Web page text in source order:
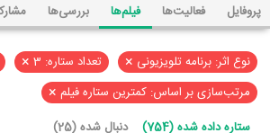
پروفایل فعالیت‌ها فیلم‌ها بررسی‌ها
نوع اثر: برنامه تلویزیونی × تعداد ستاره: 3 ×
مرتب‌سازی بر اساس: کمترین ستاره فیلم ×
ستاره داده شده (754) دنبال شده (25)